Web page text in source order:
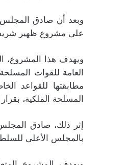
على مشروع ظهير شريف
ويهدف هذا المشروع،
العامة للقوات
مطابقتها للقواعد
المسلحة الملكية،
إثر ذلك، صادق المجلس
بالمجلس الأعلى